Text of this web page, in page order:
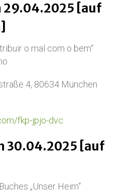
29.04.2025 [auf
o mal com o bem“
4, 80634 München
fkp-jpjo-dvc
30.04.2025 [auf
„Unser Heim“